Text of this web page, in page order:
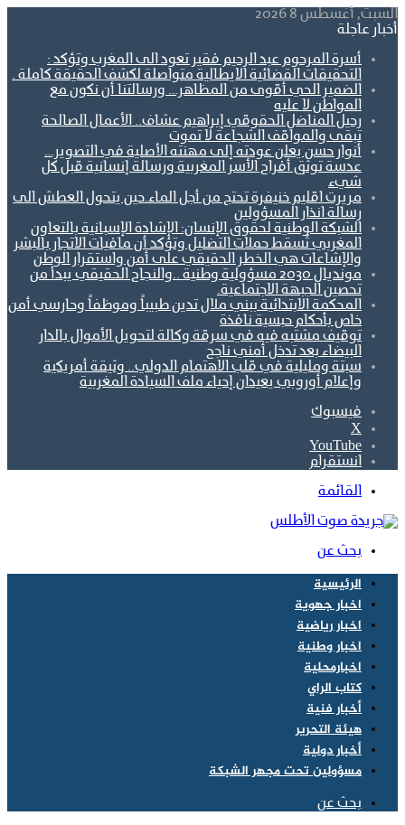
السبت, أغسطس 8 2026
أخبار عاجلة
أسرة المرحوم عبد الرحيم فقير تعود الى المغرب وتؤكد :
التحقيقات القضائية الايطالية متواصلة لكشف الحقيقة كاملة .
الضمير الحي أقوى من المظاهر… ورسالتنا أن نكون مع
المواطن لا عليه
رحيل المناضل الحقوقي إبراهيم عشاف.. الأعمال الصالحة
تبقى والمواقف الشجاعة لا تموت
أنوار حسن يعلن عودته إلى مهنته الأصلية في التصوير…
عدسة توثق أفراح الأسر المغربية ورسالة إنسانية قبل كل
شيء
مريرت اقليم خنيفرة تحتج من أجل الماء.حين يتحول العطش الى
رسالة انذار المسؤولين
الشبكة الوطنية لحقوق الإنسان: الإشادة الإسبانية بالتعاون
المغربي تُسقط حملات التضليل وتؤكد أن مافيات الاتجار بالبشر
والإشاعات هي الخطر الحقيقي على أمن واستقرار الوطن
مونديال 2030 مسؤولية وطنية ..والنجاح الحقيقي يبدأ من
تحصين الجبهة الاجتماعية.
المحكمة الابتدائية ببني ملال تدين طبيباً وموظفاً وحارسي أمن
خاص بأحكام حبسية نافذة
توقيف مشتبه فيه في سرقة وكالة لتحويل الأموال بالدار
البيضاء بعد تدخل أمني ناجح
سبتة ومليلية في قلب الاهتمام الدولي.. وثيقة أمريكية
وإعلام أوروبي يعيدان إحياء ملف السيادة المغربية
فيسبوك
‫X
‫YouTube
انستقرام
القائمة
بحث عن
الرئيسية
اخبار جهوية
اخبار رياضية
اخبار وطنية
اخبارمحلية
كتاب الراي
أخبار فنية
هيئة التحرير
أخبار دولية
مسؤولين تحت مجهر الشبكة
بحث عن